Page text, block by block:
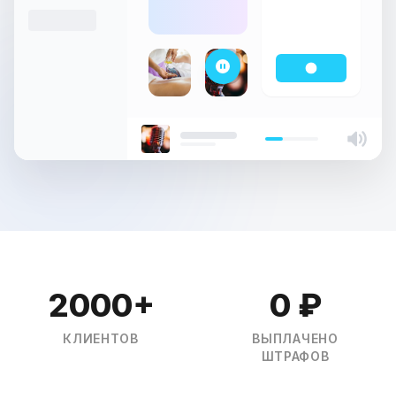
2000+
КЛИЕНТОВ
0 ₽
ВЫПЛАЧЕНО
ШТРАФОВ